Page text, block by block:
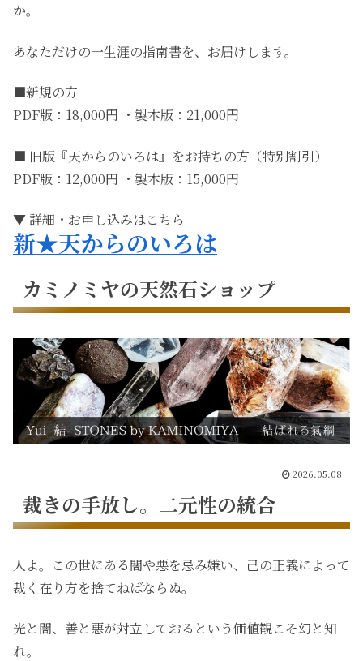
か。
あなただけの一生涯の指南書を、お届けします。
■新規の方
PDF版：18,000円 ・製本版：21,000円
■ 旧版『天からのいろは』をお持ちの方（特別割引）
PDF版：12,000円 ・製本版：15,000円
▼ 詳細・お申し込みはこちら
新★天からのいろは
カミノミヤの天然石ショップ
2026.05.08
裁きの手放し。 二元性の統合
人よ。この世にある闇や悪を忌み嫌い、己の正義によって
裁く在り方を捨てねばならぬ。
光と闇、善と悪が対立しておるという価値観こそ幻と知
れ。